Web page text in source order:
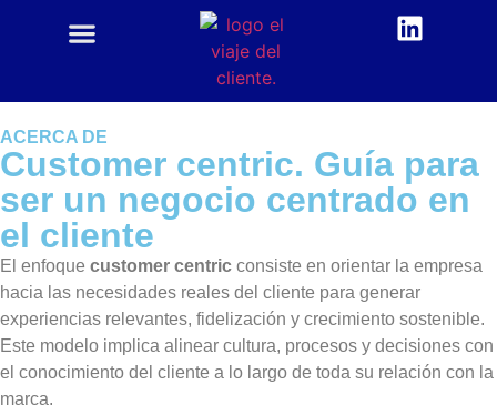
ACERCA DE
Customer centric. Guía para
ser un negocio centrado en
el cliente
El enfoque customer centric consiste en orientar la empresa
hacia las necesidades reales del cliente para generar
experiencias relevantes, fidelización y crecimiento sostenible.
Este modelo implica alinear cultura, procesos y decisiones con
el conocimiento del cliente a lo largo de toda su relación con la
marca.